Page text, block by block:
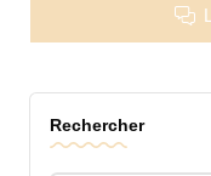
Rechercher